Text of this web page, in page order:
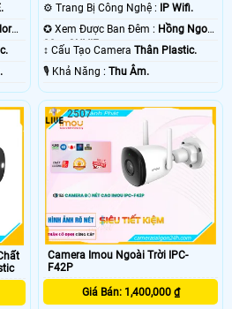
⚙ Trang Bị Công Nghệ : IP Wifi.
✪ Xem Được Ban Đêm : Hồng Ngoại
30m ONVIF.
↕️ Cấu Tạo CameraThân Plastic.
️🎙 Khả Năng :Thu Âm.
Camera Imou Ngoài Trời IPC-
F42P
Giá Bán: 1,400,000 ₫
2507